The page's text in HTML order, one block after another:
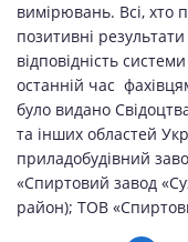
вимірювань. Всі, хто
позитивні
відповідність
останній час
було видано
та інших областей
приладобудівний
«Спиртовий завод
район); ТОВ